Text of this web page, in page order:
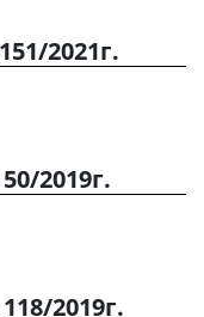
2021г.
2019г.
2019г.